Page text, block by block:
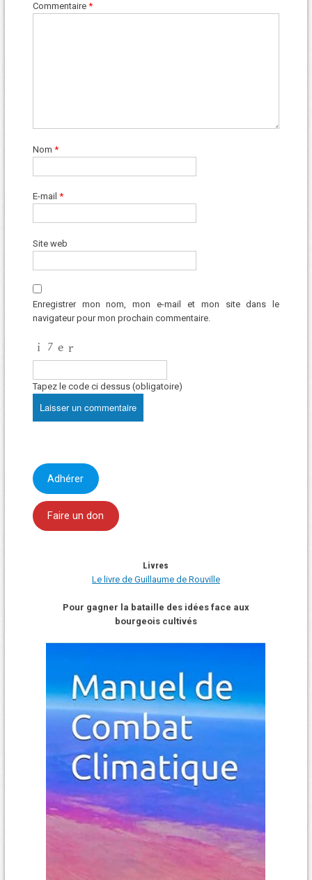
Commentaire *
Nom *
E-mail *
Site web
Enregistrer mon nom, mon e-mail et mon site dans le
navigateur pour mon prochain commentaire.
Tapez le code ci dessus (obligatoire)
Adhérer
Faire un don
Livres
Le livre de Guillaume de Rouville
Pour gagner la bataille des idées face aux
bourgeois cultivés